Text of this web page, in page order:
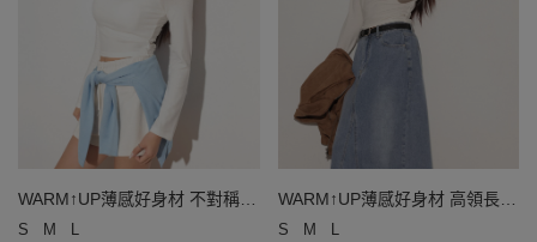
WARM↑UP薄感好身材 不對稱領
單肩挖空長袖短版發熱BRA TOP
S M L
WARM↑UP薄感好身材 高領長袖
短版發熱上衣
S M L